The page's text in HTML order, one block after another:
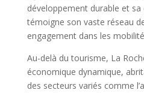
développement durable et sa
témoigne son vaste réseau
engagement dans les
Au-delà du tourisme, La
économique dynamique,
des secteurs variés comme